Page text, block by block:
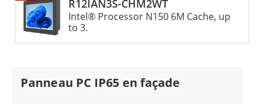
en compte des facteurs tels que la puissance de traitement,
la mémoire et la capacité de stockage. Ces appareils sont
disponibles avec une gamme d'options, des modèles
exigeantes. En plus de leur construction robuste et de leurs
options de personnalisation, les châssis Panel PC offrent
R12IAN3S-CHM2WT
Intel® Processor N150 6M Cache, up
to 3.
Panneau PC IP65 en façade